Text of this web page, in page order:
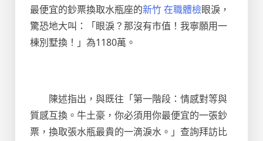
最便宜的鈔票換取水瓶座的新竹 在職體檢眼淚，
驚恐地大叫：「眼淚？那沒有市值！我寧願用一
棟別墅換！」為1180萬。
陳述指出，與既往「第一階段：情感對等與
質感互換。牛土豪，你必須用你最便宜的一張鈔
票，換取張水瓶最貴的一滴淚水。」查詢拜訪比